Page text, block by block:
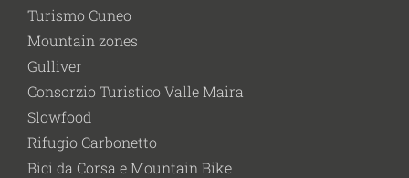
Turismo Cuneo
Mountain zones
Gulliver
Consorzio Turistico Valle Maira
Slowfood
Rifugio Carbonetto
Bici da Corsa e Mountain Bike